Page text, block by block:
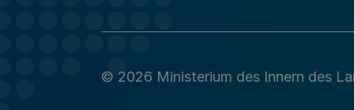
© 2026 Ministerium des Innern des